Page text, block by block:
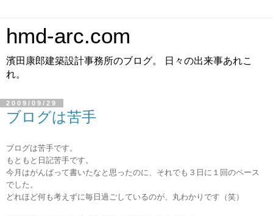
hmd-arc.com
濱田康郎建築設計事務所のブログ。 日々の出来事あれこ
れ。
2009/09/29
ブログは苦手
ブログは苦手です。
もともと日記苦手です。
今月はがんばって書いたなと思ったのに、それでも３日に１回のペース
でした。
どれほど何も考えずに毎日 過ごしているのが、丸わかりです（笑）